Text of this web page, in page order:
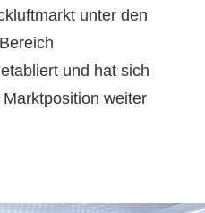
unter den
und hat sich
weiter